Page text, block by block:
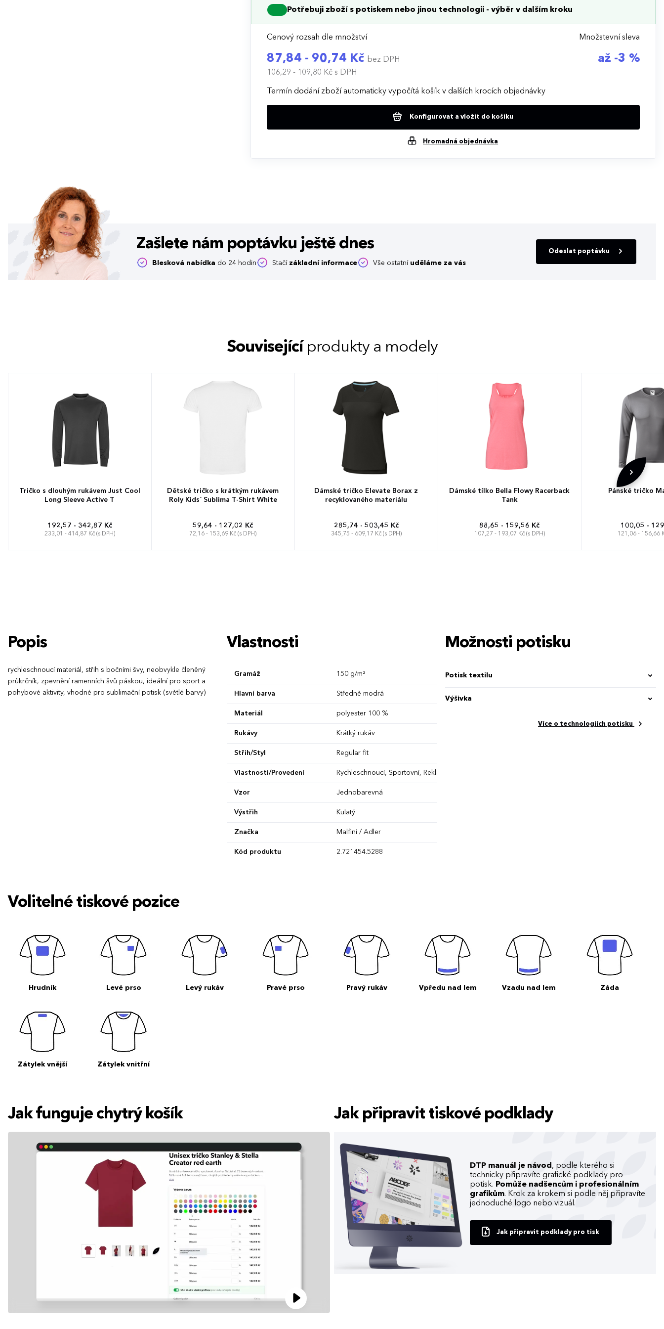
Potřebuji zboží s potiskem nebo jinou technologii - výběr v dalším kroku
Cenový rozsah dle množství
87,84 - 90,74 Kč bez DPH
106,29 - 109,80 Kčs DPH
Množstevní sleva
až -3 %
Termín dodání zboží automaticky vypočítá košík v dalších krocích objednávky
Konfigurovat a vložit do košíku
Hromadná objednávka
Zašlete nám poptávku ještě dnes
Blesková nabídka do 24 hodin Stačí základní informace Vše ostatní uděláme za vás
Odeslat poptávku
Související produkty a modely
Tričko s dlouhým rukávem Just Cool
Long Sleeve Active T
192,57 - 342,87 Kč
233,01 - 414,87 Kč (s DPH)
Dětské tričko s krátkým rukávem
Roly Kids´ Sublima T-Shirt White
59,64 - 127,02 Kč
72,16 - 153,69 Kč (s DPH)
Dámské tričko Elevate Borax z
recyklovaného materiálu
285,74 - 503,45 Kč
345,75 - 609,17 Kč (s DPH)
Dámské tílko Bella Flowy Racerback
Tank
88,65 - 159,56 Kč
107,27 - 193,07 Kč (s DPH)
Pánské tričko
100,05 -
121,06 - 156,66
Popis
rychleschnoucí materiál, střih s bočními švy, neobvykle členěný
průkrčník, zpevnění ramenních švů páskou, ideální pro sport a
pohybové aktivity, vhodné pro sublimační potisk (světlé barvy)
Vlastnosti
Gramáž 150 g/m²
Hlavní barva Středně modrá
Materiál polyester 100 %
Rukávy Krátký rukáv
Střih/Styl Regular fit
Vlastnosti/Provedení Rychleschnoucí, Sportovní, Reklamní, Funkční
Vzor Jednobarevná
Výstřih Kulatý
Značka Malfini / Adler
Kód produktu 2.721454.5288
Možnosti potisku
Potisk textilu
Výšivka
Více o technologiích potisku
Volitelné tiskové pozice
Hrudník Levé prso Levý rukáv Pravé prso Pravý rukáv Vpředu nad lem Vzadu nad lem Záda
Zátylek vnější Zátylek vnitřní
Jak funguje chytrý košík Jak připravit tiskové podklady
DTP manuál je návod , podle kterého si
technicky připravíte grafické podklady pro
potisk. Pomůže nadšencům i profesionálním
grafikům. Krok za krokem si podle něj připravíte
jednoduché logo nebo vizuál.
Jak připravit podklady pro tisk